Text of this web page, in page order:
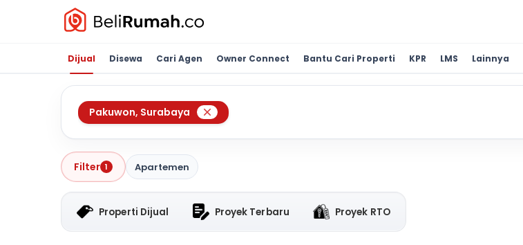
Dijual Disewa Cari Agen Owner Connect Bantu Cari Properti KPR LMS Lainnya
Pakuwon, Surabaya
Filter 1 Apartemen
Properti Dijual Proyek Terbaru Proyek RTO